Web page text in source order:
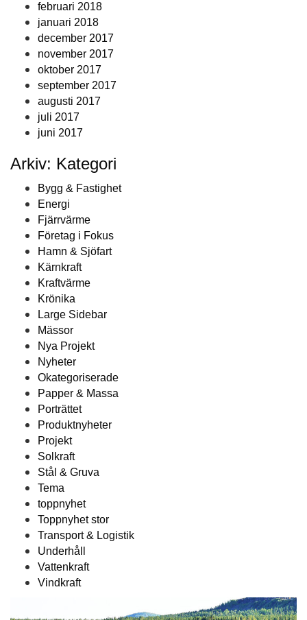
februari 2018
januari 2018
december 2017
november 2017
oktober 2017
september 2017
augusti 2017
juli 2017
juni 2017
Arkiv: Kategori
Bygg & Fastighet
Energi
Fjärrvärme
Företag i Fokus
Hamn & Sjöfart
Kärnkraft
Kraftvärme
Krönika
Large Sidebar
Mässor
Nya Projekt
Nyheter
Okategoriserade
Papper & Massa
Porträttet
Produktnyheter
Projekt
Solkraft
Stål & Gruva
Tema
toppnyhet
Toppnyhet stor
Transport & Logistik
Underhåll
Vattenkraft
Vindkraft